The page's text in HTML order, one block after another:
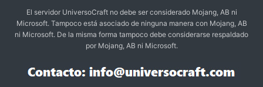
El servidor UniversoCraft no debe ser considerado Mojang, AB ni
Microsoft. Tampoco está asociado de ninguna manera con Mojang, AB
ni Microsoft. De la misma forma tampoco debe considerarse respaldado
por Mojang, AB ni Microsoft.